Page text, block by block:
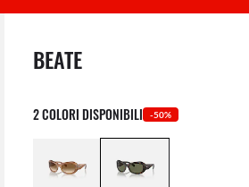
1 articolo è stato aggiunto alla tua wishlist
BEATE
2 COLORI DISPONIBILI -50%